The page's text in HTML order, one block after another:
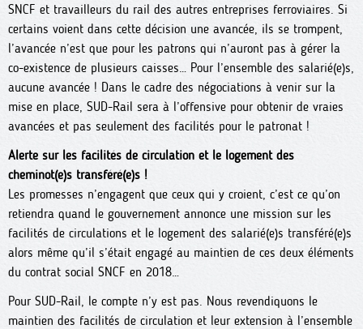
SNCF et travailleurs du rail des autres entreprises ferroviaires. Si
certains voient dans cette décision une avancée, ils se trompent,
l’avancée n’est que pour les patrons qui n’auront pas à gérer la
co-existence de plusieurs caisses… Pour l’ensemble des salarié(e)s,
aucune avancée ! Dans le cadre des négociations à venir sur la
mise en place, SUD-Rail sera à l’offensive pour obtenir de vraies
avancées et pas seulement des facilités pour le patronat !
Alerte sur les facilités de circulation et le logement des
cheminot(e)s transféré(e)s !
Les promesses n’engagent que ceux qui y croient, c’est ce qu’on
retiendra quand le gouvernement annonce une mission sur les
facilités de circulations et le logement des salarié(e)s transféré(e)s
alors même qu’il s’était engagé au maintien de ces deux éléments
du contrat social SNCF en 2018…
Pour SUD-Rail, le compte n’y est pas. Nous revendiquons le
maintien des facilités de circulation et leur extension à l’ensemble